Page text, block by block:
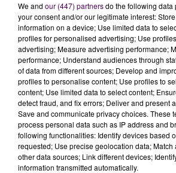
Aujourd’hui, la Sarthoise Solange
son témoignage :
We and our (447) partnersdo the following data
your consent and/or our legitimate interest:
information on a device; Use limited data to
profiles for personalised advertising; Use
advertising; Measure advertising performance;
performance; Understand audiences through
of data from different sources; Develop and
profiles to personalise content; Use profiles to
content; Use limited data to select content;
detect fraud, and fix errors; Deliver and present
Save and communicate privacy choices. These
process personal data such as IP address and
following functionalities: Identify devices based
requested; Use precise geolocation data;
other data sources; Link different devices;
information transmitted automatically.